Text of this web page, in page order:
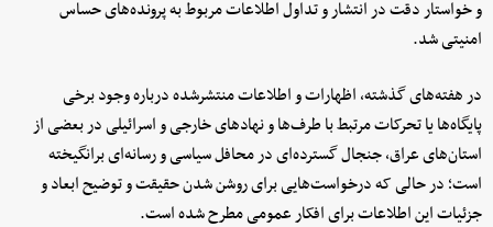
و خواستار دقت در انتشار و تداول اطلاعات مربوط به پرونده‌های حساس
امنیتی شد.
در هفته‌های گذشته، اظهارات و اطلاعات منتشرشده درباره وجود برخی
پایگاه‌ها یا تحرکات مرتبط با طرف‌ها و نهادهای خارجی و اسرائیلی در بعضی از
استان‌های عراق، جنجال گسترده‌ای در محافل سیاسی و رسانه‌ای برانگیخته
است؛ در حالی که درخواست‌هایی برای روشن شدن حقیقت و توضیح ابعاد و
جزئیات این اطلاعات برای افکار عمومی مطرح شده است.